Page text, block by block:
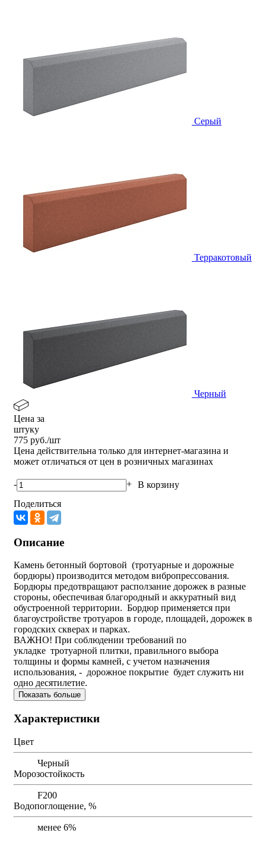
Серый
Терракотовый
Черный
Цена за
штуку
775 руб./шт
Цена действительна только для интернет-магазина и
может отличаться от цен в розничных магазинах
- + В корзину
Поделиться
Описание
Камень бетонный бортовой (тротуарные и дорожные
бордюры) производится методом вибропрессования.
Бордюры предотвращают расползание дорожек в разные
стороны, обеспечивая благородный и аккуратный вид
обустроенной территории. Бордюр применяется при
благоустройстве тротуаров в городе, площадей, дорожек в
городских скверах и парках.
ВАЖНО! При соблюдении требований по
укладке тротуарной плитки, правильного выбора
толщины и формы камней, с учетом назначения
использования, - дорожное покрытие будет служить ни
одно десятилетие.
Показать больше
Характеристики
Цвет
Черный
Морозостойкость
F200
Водопоглощение, %
менее 6%